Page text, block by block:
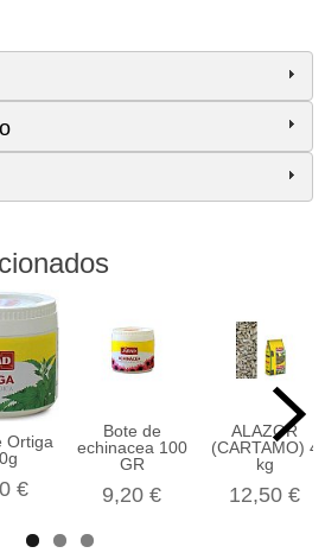
Ortiga
€
Bote de
echinacea 100
GR
9,20 €
ALAZOR
(CARTAMO) 4
kg
12,50 €